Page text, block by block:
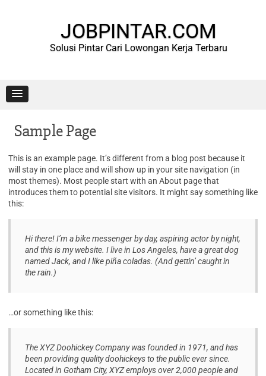
JOBPINTAR.COM
Solusi Pintar Cari Lowongan Kerja Terbaru
Sample Page
This is an example page. It’s different from a blog post because it
will stay in one place and will show up in your site navigation (in
most themes). Most people start with an About page that
introduces them to potential site visitors. It might say something like
this:
Hi there! I’m a bike messenger by day, aspiring actor by night,
and this is my website. I live in Los Angeles, have a great dog
named Jack, and I like piña coladas. (And gettin’ caught in
the rain.)
…or something like this:
The XYZ Doohickey Company was founded in 1971, and has
been providing quality doohickeys to the public ever since.
Located in Gotham City, XYZ employs over 2,000 people and